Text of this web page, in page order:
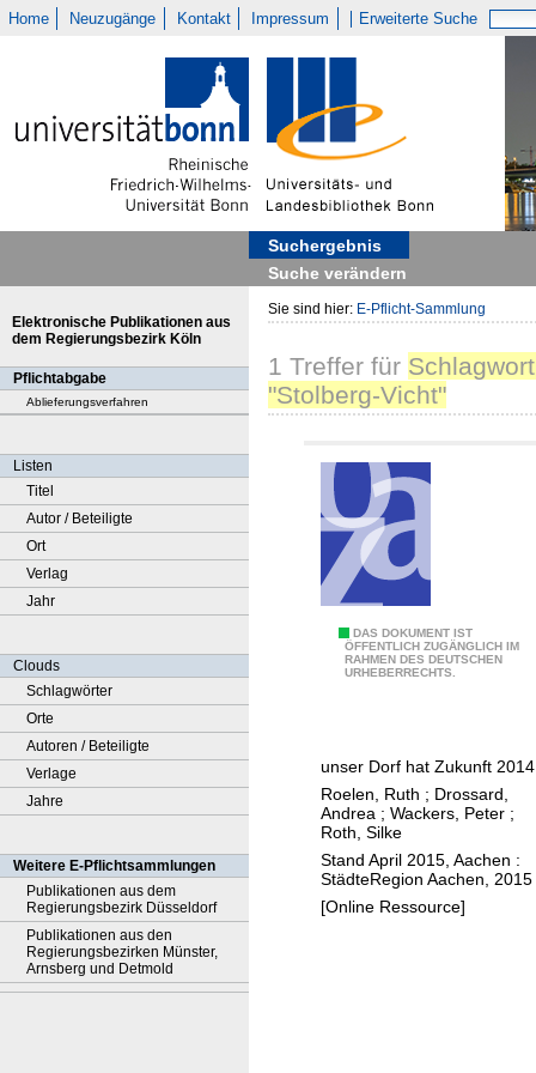
Home Neuzugänge Kontakt Impressum Erweiterte Suche
Suchergebnis
Suche verändern
Elektronische Publikationen aus
dem Regierungsbezirk Köln
Pflichtabgabe
Ablieferungsverfahren
Listen
Titel
Autor / Beteiligte
Ort
Verlag
Jahr
Clouds
Schlagwörter
Orte
Autoren / Beteiligte
Verlage
Jahre
Weitere E-Pflichtsammlungen
Publikationen aus dem
Regierungsbezirk Düsseldorf
Publikationen aus den
Regierungsbezirken Münster,
Arnsberg und Detmold
Sie sind hier: E-Pflicht-Sammlung
1 Treffer für
"Stolberg-Vicht"
DAS DOKUMENT IST
ÖFFENTLICH ZUGÄNGLICH IM
RAHMEN DES DEUTSCHEN
URHEBERRECHTS.
s
u
n
g
s
d
unser Dorf hat Zukunft 2014
Roelen, Ruth ; Drossard,
Andrea ; Wackers, Peter ;
Roth, Silke
Stand April 2015, Aachen :
StädteRegion Aachen, 2015
[Online Ressource]